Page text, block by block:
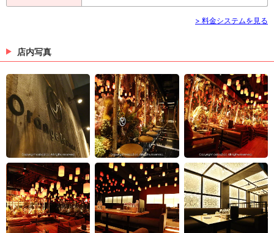
> 料金システムを見る
店内写真